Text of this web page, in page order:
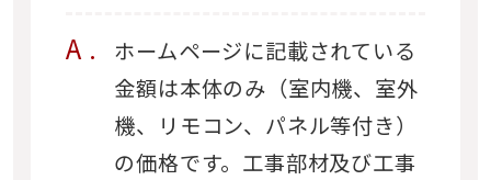
ホームページに記載されている
金額は本体のみ（室内機、室外
機、リモコン、パネル等付き）
の価格です。工事部材及び工事